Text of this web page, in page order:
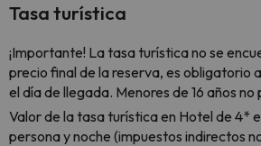
Tasa turística
¡Importante! La tasa turística no se
precio final de la reserva, es obligatorio
el día de llegada. Menores de 16 años no
Valor de la tasa turística en Hotel de 4*
persona y noche (impuestos indirectos